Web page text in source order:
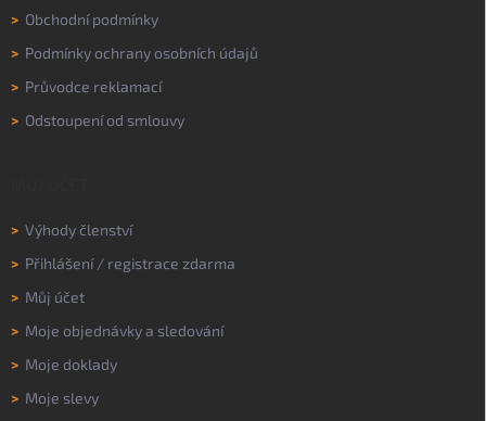
> Obchodní podmínky
> Podmínky ochrany osobních údajů
> Průvodce reklamací
> Odstoupení od smlouvy
> Výhody členství
> Přihlášení/ registrace zdarma
> Můj účet
> Moje objednávky a sledování
> Moje doklady
> Moje slevy